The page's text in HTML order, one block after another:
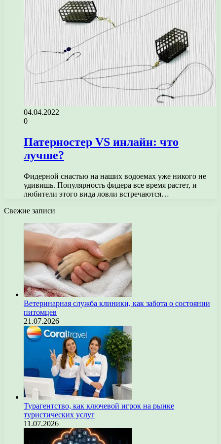
04.04.2022
0
Патерностер VS инлайн: что
лучше?
Фидерной снастью на наших водоемах уже никого не
удивишь. Популярность фидера все время растет, и
любители этого вида ловли встречаются…
Свежие записи
Ветеринарная служба клиники, как забота о состоянии
питомцев
21.07.2026
Турагентство, как ключевой игрок на рынке
туристических услуг
11.07.2026